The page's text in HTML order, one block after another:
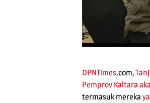
DPNTimes.com,
Pemprov Kaltara
termasuk mereka